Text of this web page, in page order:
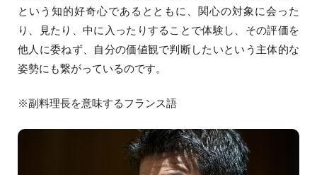
という知的好奇心であるとともに、関心の対象に会った
り、見たり、中に入ったりすることで体験し、その評価を
他人に委ねず、自分の価値観で判断したいという主体的な
姿勢にも繋がっているのです。
※副料理長を意味するフランス語